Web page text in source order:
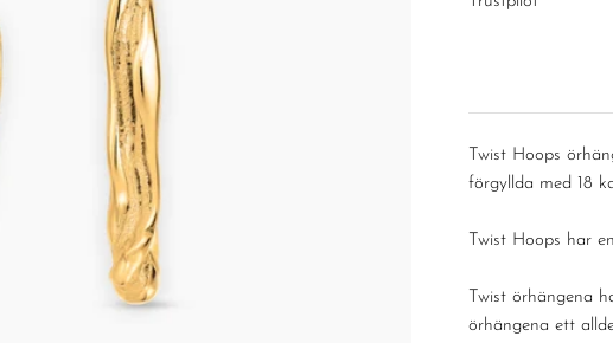
Twist Hoops
förgyllda med 18
Twist Hoops har
Twist örhängena
örhängena ett